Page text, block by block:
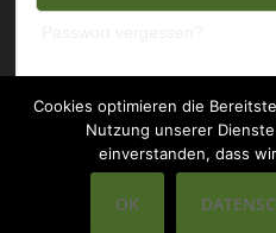
WordPress Bam.
Cookies optimieren die
Nutzung unserer
einverstanden, dass
OK